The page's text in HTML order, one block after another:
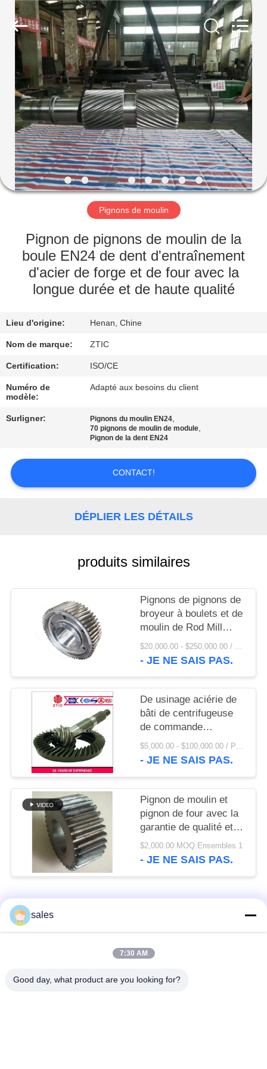
MAISON
PRODUITS
VR
SHOW
AU
NOUS
VISITE
CONTRÔLE
DE
QUALITÉ
CONTACTEZ-
NOUVELLES
DEMANDEZ
CITATION
PRIVACY
POLICY
Luoyang
Zhongtai
Industries
CO.,LTD.
Reserved.
Pignons de moulin
Pignon de pignons de moulin de la
boule EN24 de dent d'entraînement
d'acier de forge et de four avec la
longue durée et de haute qualité
Lieu d'origine: Henan, Chine
Nom de marque: ZTIC
Certification: ISO/CE
Numéro de
modèle:
Adapté aux besoins du client
Surligner: Pignons du moulin EN24,
70 pignons de moulin de module,
Pignon de la dent EN24
CONTACT!
DÉPLIER LES DÉTAILS
produits similaires
Pignons de pignons de
broyeur à boulets et de
moulin de Rod Mill
Pinion Gear And AG
$20,000.00 - $250,000.00 / Set MOQ:1 ensemble/ensembles
- JE NE SAIS PAS.
De usinage aciérie de
bâti de centrifugeuse
de commande
numérique par
ordinateur pignon le
$5,000.00 - $100,000.00 / Piece MOQ:1,0 morceaux/morceaux
- JE NE SAIS PAS.
Pignon de moulin et
pignon de four avec la
garantie de qualité et
l'acier des matériaux
42crmo
$2,000.00 MOQ:Ensembles 1
- JE NE SAIS PAS.
Catégories populaires
Pignon biseauté
vitesse de périmètre
Bâtis et pièces
sales
7:30 AM
Good day, what product are you looking for?